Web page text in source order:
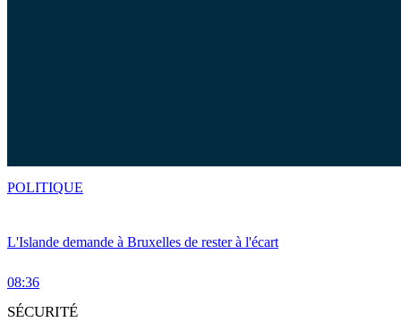
L'Islande demande à Bruxelles de rester à l'écart
08:36
POLITIQUE
SÉCURITÉ